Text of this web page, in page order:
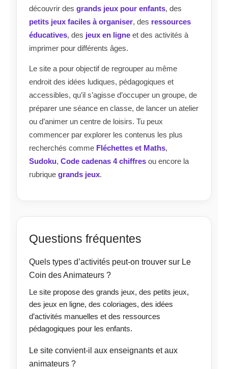
découvrir desgrands jeux pour enfants, des
petits jeux faciles à organiser, des ressources
éducatives, des jeux en ligne et des activités à
imprimer pour différents âges.
Le site a pour objectif de regrouper au même
endroit des idées ludiques, pédagogiques et
accessibles, qu’il s’agisse d’occuper un groupe, de
préparer une séance en classe, de lancer un atelier
ou d’animer un centre de loisirs. Tu peux
commencer par explorer les contenus les plus
recherchés comme Fléchettes et Maths,
Sudoku,Code cadenas 4 chiffres ou encore la
rubriquegrands jeux.
Questions fréquentes
Quels types d’activités peut-on trouver sur Le
Coin des Animateurs ?
Le site propose des grands jeux, des petits jeux,
des jeux en ligne, des coloriages, des idées
d’activités manuelles et des ressources
pédagogiques pour les enfants.
Le site convient-il aux enseignants et aux
animateurs ?